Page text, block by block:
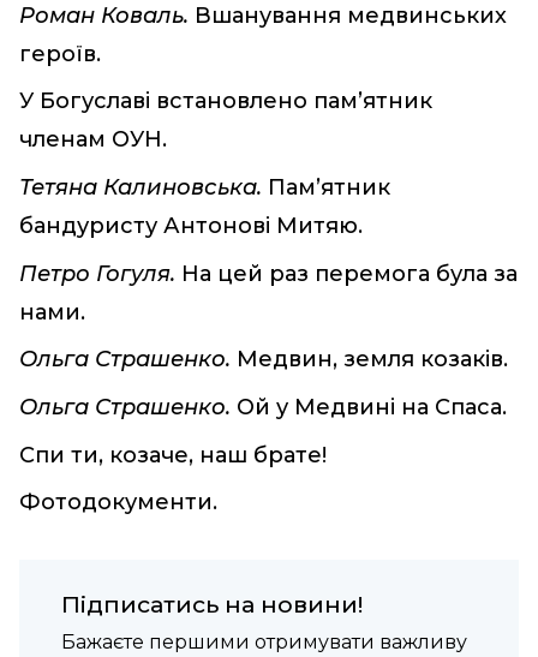
Роман Коваль. Вшанування медвинських
героїв.
У Богуславі встановлено пам’ятник
членам ОУН.
Тетяна Калиновська. Пам’ятник
бандуристу Антонові Митяю.
Петро Гогуля. На цей раз перемога була за
нами.
Ольга Страшенко. Медвин, земля козаків.
Ольга Страшенко. Ой у Медвині на Спаса.
Спи ти, козаче, наш брате!
Фотодокументи.
Підписатись на новини!
Бажаєте першими отримувати важливу